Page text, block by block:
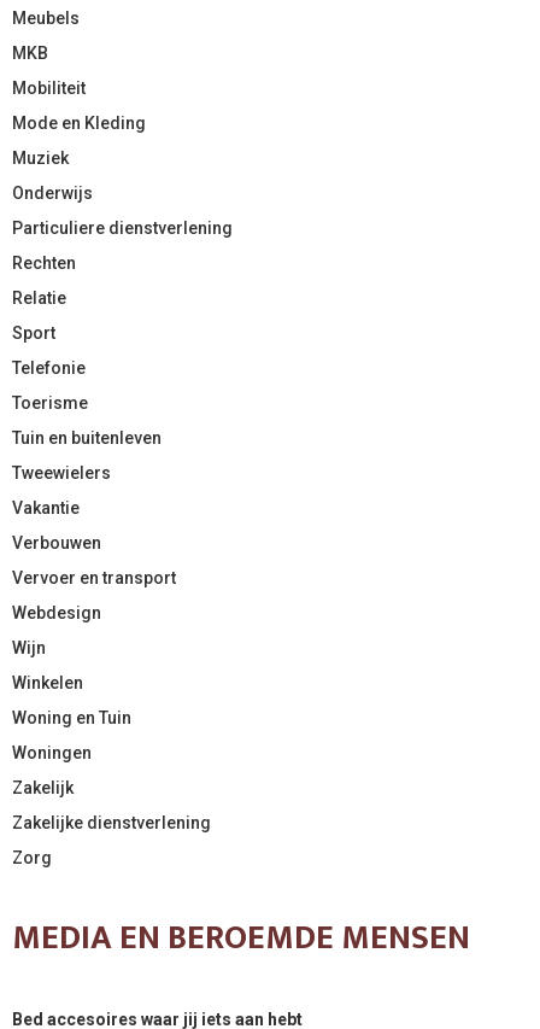
Meubels
MKB
Mobiliteit
Mode en Kleding
Muziek
Onderwijs
Particuliere dienstverlening
Rechten
Relatie
Sport
Telefonie
Toerisme
Tuin en buitenleven
Tweewielers
Vakantie
Verbouwen
Vervoer en transport
Webdesign
Wijn
Winkelen
Woning en Tuin
Woningen
Zakelijk
Zakelijke dienstverlening
Zorg
MEDIA EN BEROEMDE MENSEN
Bed accesoires waar jij iets aan hebt